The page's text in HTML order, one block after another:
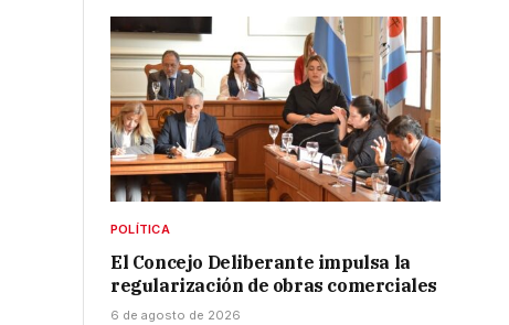
POLÍTICA
El Concejo Deliberante impulsa la
regularización de obras comerciales
6 de agosto de 2026